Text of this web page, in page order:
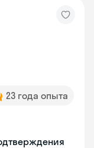
23 года опыта